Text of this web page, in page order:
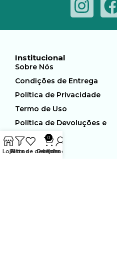
Institucional
Sobre Nós
Condições de Entrega
Política de Privacidade
Termo de Uso
Política de Devoluções e
LojaFiltros
Lista de desejos
0
Carrinho
Minha conta